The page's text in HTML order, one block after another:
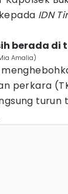
IDN
berada di
Amalia)
perkara